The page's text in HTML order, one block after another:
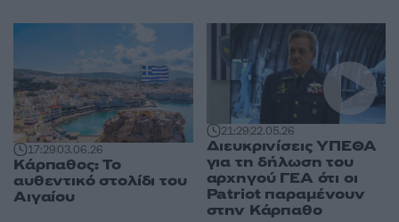
17:2903.06.26
Κάρπαθος: Το
αυθεντικό στολίδι του
Αιγαίου
21:2922.05.26
Διευκρινίσεις ΥΠΕΘΑ
για τη δήλωση του
αρχηγού ΓΕΑ ότι οι
Patriot παραμένουν
στην Κάρπαθο